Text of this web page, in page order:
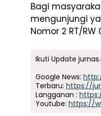
Bagi
mengunjungi
Nomor 2 RT/
Ikuti Update
Google News:
Terbaru: https://
Langganan :
Youtube: https://